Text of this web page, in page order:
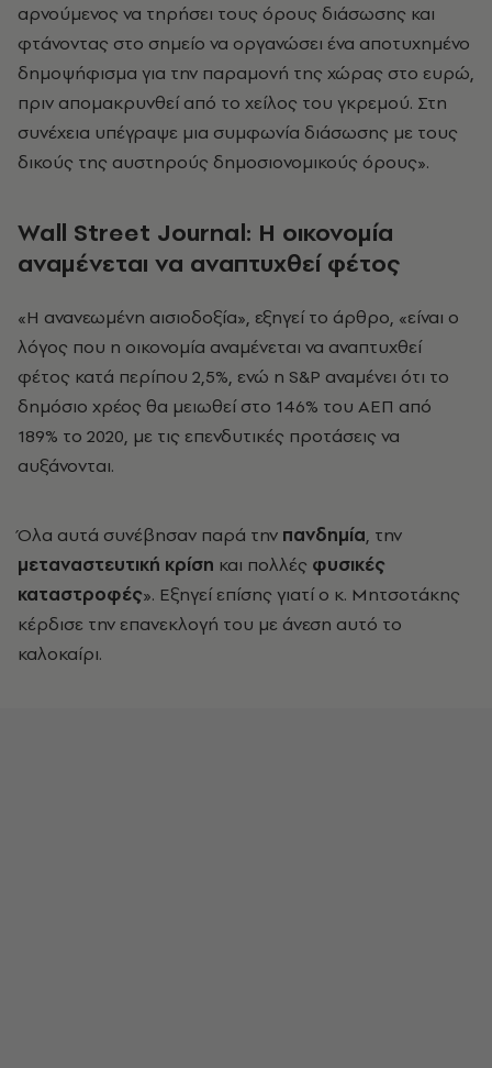
αρνούμενος να τηρήσει τους όρους διάσωσης και
φτάνοντας στο σημείο να οργανώσει ένα αποτυχημένο
δημοψήφισμα για την παραμονή της χώρας στο ευρώ,
πριν απομακρυνθεί από το χείλος του γκρεμού. Στη
συνέχεια υπέγραψε μια συμφωνία διάσωσης με τους
δικούς της αυστηρούς δημοσιονομικούς όρους».
Wall Street Journal: Η οικονομία
αναμένεται να αναπτυχθεί φέτος
«Η ανανεωμένη αισιοδοξία», εξηγεί το άρθρο, «είναι ο
λόγος που η οικονομία αναμένεται να αναπτυχθεί
φέτος κατά περίπου 2,5%, ενώ η S&P αναμένει ότι το
δημόσιο χρέος θα μειωθεί στο 146% του ΑΕΠ από
189% το 2020, με τις επενδυτικές προτάσεις να
αυξάνονται.
Όλα αυτά συνέβησαν παρά την πανδημία, την
μεταναστευτική κρίση και πολλές φυσικές
καταστροφές». Εξηγεί επίσης γιατί ο κ. Μητσοτάκης
κέρδισε την επανεκλογή του με άνεση αυτό το
καλοκαίρι.